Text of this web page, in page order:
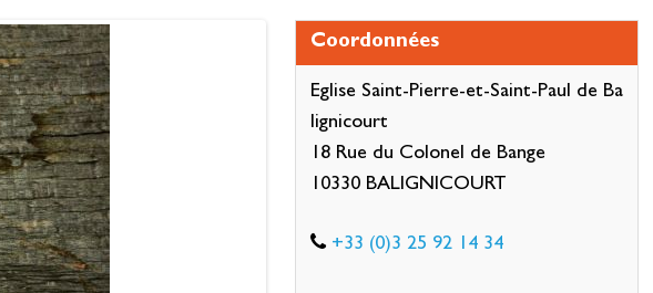
Coordonnées
Eglise Saint-Pierre-et-Saint-Paul de Ba
lignicourt
18 Rue du Colonel de Bange
10330 BALIGNICOURT
+33 (0)3 25 92 14 34